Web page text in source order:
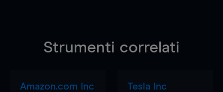
Strumenti correlati
Amazon.com Inc Tesla Inc